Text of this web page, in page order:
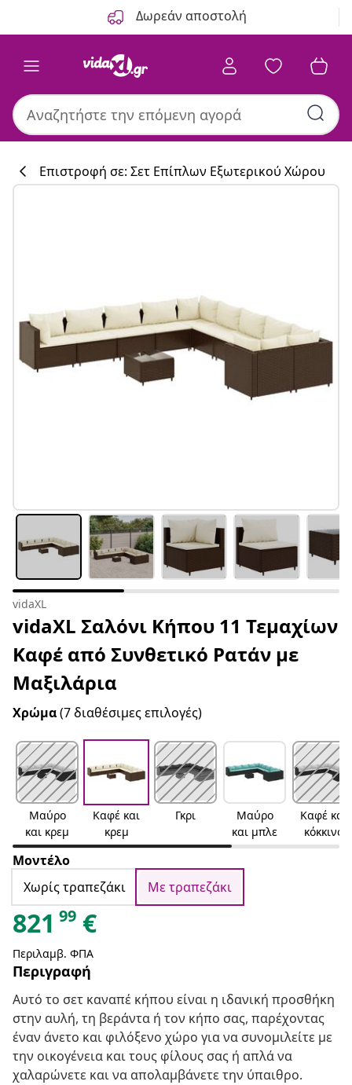
Δωρεάν αποστολή
#sharemevidaxl
Επιστροφή σε: Σετ Επίπλων Εξωτερικού Χώρου
vidaXL
vidaXL Σαλόνι Κήπου 11 Τεμαχίων
Καφέ από Συνθετικό Ρατάν με
Μαξιλάρια
Χρώμα(7 διαθέσιμες επιλογές)
Μαύρο
και κρεμ
Καφέ και
κρεμ
Γκρι
Μαύρο
και μπλε
Καφέ και
κόκκινο
Μοντέλο
Χωρίς τραπεζάκι
Με τραπεζάκι
821 99 €
Περιλαμβ. ΦΠΑ
Περιγραφή
Αυτό το σετ καναπέ κήπου είναι η ιδανική προσθήκη
στην αυλή, τη βεράντα ή τον κήπο σας, παρέχοντας
έναν άνετο και φιλόξενο χώρο για να συνομιλείτε με
την οικογένεια και τους φίλους σας ή απλά να
χαλαρώνετε και να απολαμβάνετε την ύπαιθρο.